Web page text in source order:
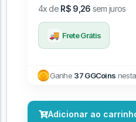
4x de R$ 9,26 sem juros
🚚 Frete Grátis
Ganhe 37 GGCoins
Adicionar ao